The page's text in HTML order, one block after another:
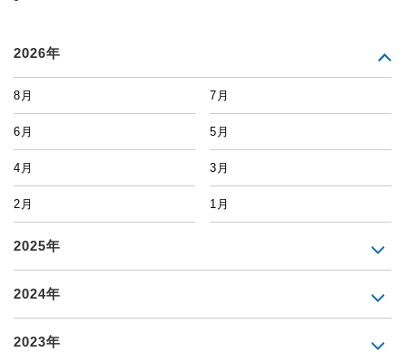
2026年
8月 7月
6月 5月
4月 3月
2月 1月
2025年
2024年
2023年